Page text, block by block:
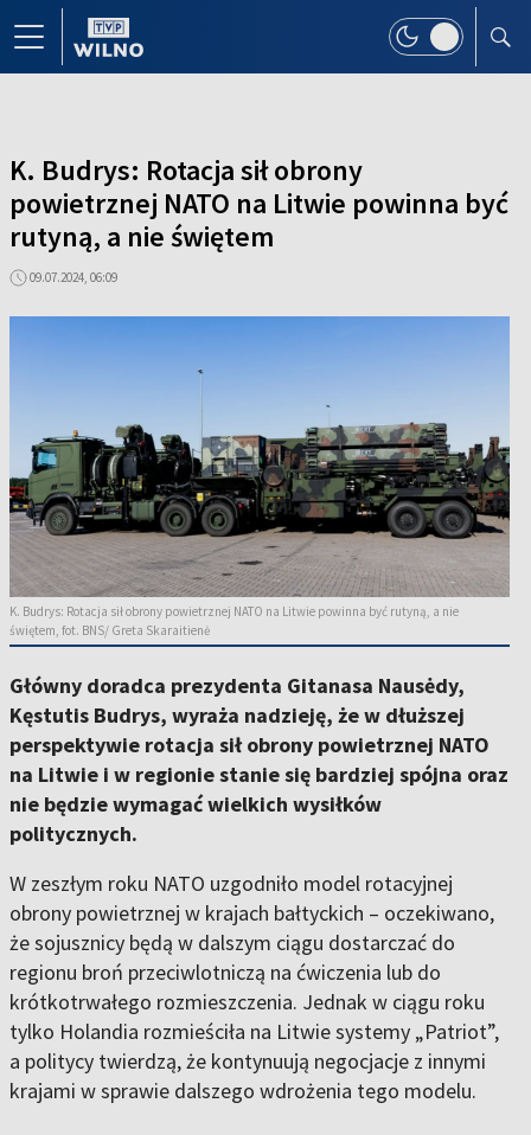
K. Budrys: Rotacja sił obrony
powietrznej NATO na Litwie powinna być
rutyną, a nie świętem
09.07.2024, 06:09
K. Budrys: Rotacja sił obrony powietrznej NATO na Litwie powinna być rutyną, a nie
świętem, fot. BNS/ Greta Skaraitienė
Główny doradca prezydenta Gitanasa Nausėdy,
Kęstutis Budrys, wyraża nadzieję, że w dłuższej
perspektywie rotacja sił obrony powietrznej NATO
na Litwie i w regionie stanie się bardziej spójna oraz
nie będzie wymagać wielkich wysiłków
politycznych.
W zeszłym roku NATO uzgodniło model rotacyjnej
obrony powietrznej w krajach bałtyckich – oczekiwano,
że sojusznicy będą w dalszym ciągu dostarczać do
regionu broń przeciwlotniczą na ćwiczenia lub do
krótkotrwałego rozmieszczenia. Jednak w ciągu roku
tylko Holandia rozmieściła na Litwie systemy „Patriot”,
a politycy twierdzą, że kontynuują negocjacje z innymi
krajami w sprawie dalszego wdrożenia tego modelu.